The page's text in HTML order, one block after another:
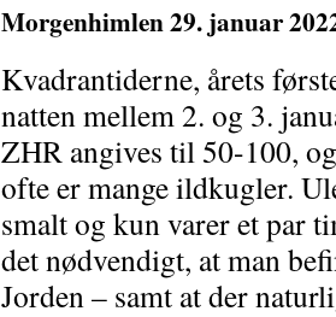
Morgenhimlen 29. januar
Kvadrantiderne, årets
natten mellem 2. og 3.
ZHR angives til 50-100,
ofte er mange ildkugler.
smalt og kun varer et par
det nødvendigt, at man
Jorden – samt at der